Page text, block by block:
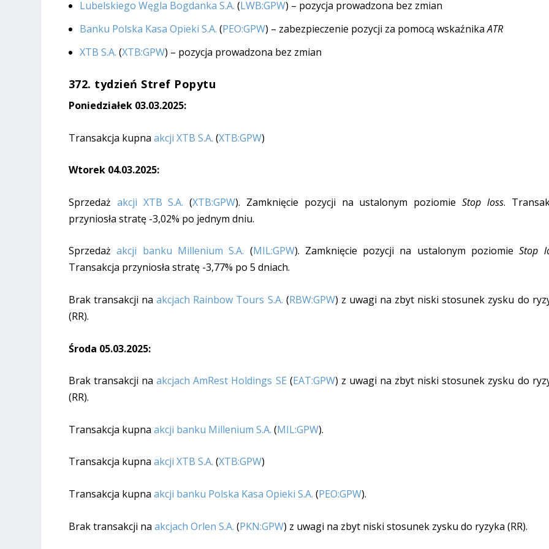
Lubelskiego Węgla Bogdanka S.A. (LWB:GPW) – pozycja prowadzona bez zmian
Banku Polska Kasa Opieki S.A. (PEO:GPW) – zabezpieczenie pozycji za pomocą wskaźnikaATR
XTB S.A. (XTB:GPW) – pozycja prowadzona bez zmian
372. tydzień Stref Popytu
Poniedziałek 03.03.2025:
Transakcja kupna akcji XTB S.A. (XTB:GPW)
Wtorek 04.03.2025:
Sprzedaż akcji XTB S.A. (XTB:GPW). Zamknięcie pozycji na ustalonym poziomieStop loss.
przyniosła stratę -3,02% po jednym dniu.
Sprzedażakcji banku Millenium S.A. (MIL:GPW). Zamknięcie pozycji na ustalonym poziomieStop
Transakcja przyniosła stratę -3,77% po 5 dniach.
Brak transakcji naakcjach Rainbow Tours S.A. (RBW:GPW) z uwagi na zbyt niski stosunek zysku do
(RR).
Środa 05.03.2025:
Brak transakcji naakcjach AmRest Holdings SE (EAT:GPW) z uwagi na zbyt niski stosunek zysku do
(RR).
Transakcja kupna akcji banku Millenium S.A. (MIL:GPW).
Transakcja kupna akcji XTB S.A. (XTB:GPW)
Transakcja kupna akcji banku Polska Kasa Opieki S.A. (PEO:GPW).
Brak transakcji na akcjach Orlen S.A. (PKN:GPW) z uwagi na zbyt niski stosunek zysku do ryzyka (RR).